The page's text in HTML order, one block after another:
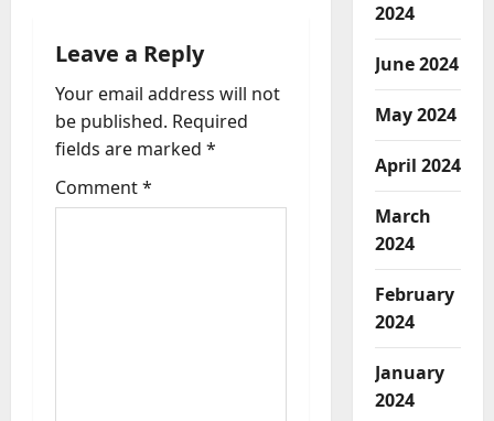
a
t
i
o
Leave a Reply
Your email address will not
be published. Required
fields are marked *
Comment*
2024
June 2024
May 2024
April 2024
March
2024
February
2024
January
2024